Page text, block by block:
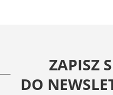
ZAPISZ
DO